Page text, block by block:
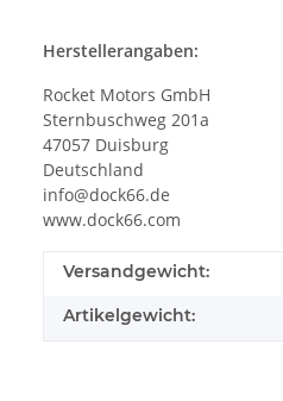
Herstellerangaben:
Rocket Motors GmbH
Sternbuschweg 201a
47057 Duisburg
Deutschland
info@dock66.de
www.dock66.com
Versandgewicht:
Artikelgewicht: